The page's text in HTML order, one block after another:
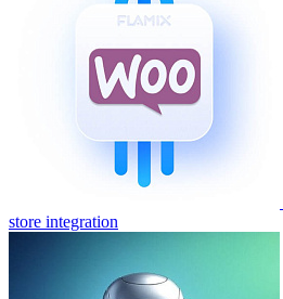
store integration